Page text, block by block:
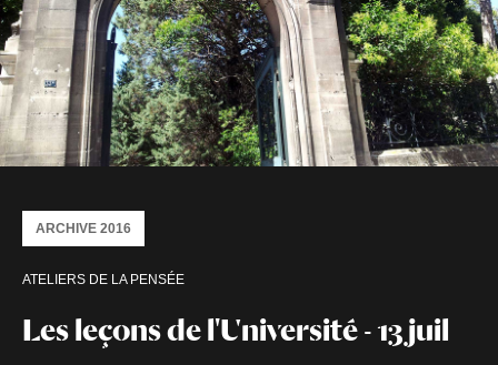
Les leçons de l'Université - 13 juil
ATELIERS DE LA PENSÉE
ARCHIVE 2016